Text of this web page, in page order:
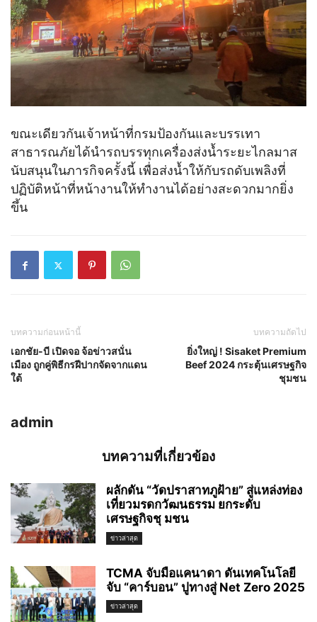
ขณะเดียวกันเจ้าหน้าที่กรมป้องกันและบรรเทา
สาธารณภัยได้นำรถบรรทุกเครื่องส่งน้ำระยะไกลมาส
นับสนุนในภารกิจครั้งนี้ เพื่อส่งน้ำให้กับรถดับเพลิงที่
ปฏิบัติหน้าที่หน้างานให้ทำงานได้อย่างสะดวกมากยิ่ง
ขึ้น
บทความก่อนหน้านี้
เอกชัย-บี เปิดจอ จ้อข่าวสนั่น
เมือง ถูกคู่พิธีกรฝีปากจัดจากแดน
ใต้
บทความถัดไป
ยิ่งใหญ่ ! Sisaket Premium
Beef 2024 กระตุ้นเศรษฐกิจ
ชุมชน
admin
บทความที่เกี่ยวข้อง
ผลักดัน “วัดปราสาทภูฝ้าย” สู่แหล่งท่อง
เที่ยวมรดกวัฒนธรรม ยกระดับ
เศรษฐกิจชุ มชน
ข่าวล่าสุด
TCMA จับมือแคนาดา ดันเทคโนโลยี
จับ “คาร์บอน” ปูทางสู่ Net Zero 2025
ข่าวล่าสุด